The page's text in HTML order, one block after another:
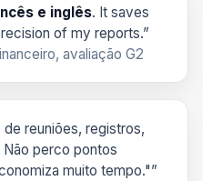
e inglês. It saves
of my reports.”
avaliação G2
reuniões, registros,
perco pontos
muito tempo."”